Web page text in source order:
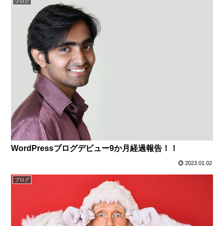
WordPressブログデビュー9か月経過報告！！
2023.01.02
ブログ